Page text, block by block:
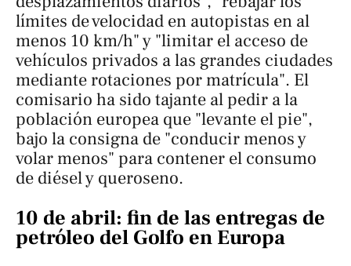
límites de velocidad en autopistas en al
menos 10 km/h" y "limitar el acceso de
vehículos privados a las grandes ciudades
mediante rotaciones por matrícula". El
comisario ha sido tajante al pedir a la
población europea que "levante el pie",
bajo la consigna de "conducir menos y
volar menos" para contener el consumo
de diésel y queroseno.
10 de abril: fin de las entregas de
petróleo del Golfo en Europa